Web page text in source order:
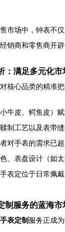
市场中，钟表不
销商和零售商开
：满足多元化市
核心品类的精准
小牛皮、鳄鱼皮）
制工艺以及表带缝
者对手表的需求已
、表盘设计（如
手表定位于日常佩
制服务的蓝海市
手表定制 服务正成